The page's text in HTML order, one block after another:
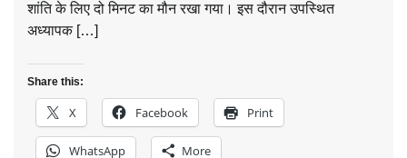
शांति के लिए दो मिनट का मौन रखा गया। इस दौरान उपस्थित
अध्यापक […]
Share this:
X Facebook Print
WhatsApp More